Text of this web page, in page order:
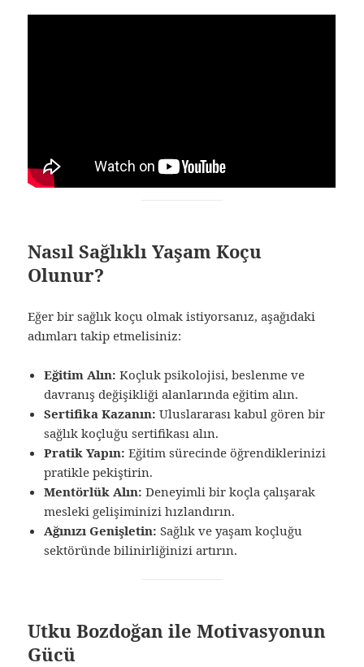
Nasıl Sağlıklı Yaşam Koçu
Olunur?
Eğer bir sağlık koçu olmak istiyorsanız, aşağıdaki
adımları takip etmelisiniz:
Eğitim Alın: Koçluk psikolojisi, beslenme ve
davranış değişikliği alanlarında eğitim alın.
Sertifika Kazanın: Uluslararası kabul gören bir
sağlık koçluğu sertifikası alın.
Pratik Yapın: Eğitim sürecinde öğrendiklerinizi
pratikle pekiştirin.
Mentörlük Alın: Deneyimli bir koçla çalışarak
mesleki gelişiminizi hızlandırın.
Ağınızı Genişletin: Sağlık ve yaşam koçluğu
sektöründe bilinirliğinizi artırın.
Utku Bozdoğan ile Motivasyonun
Gücü